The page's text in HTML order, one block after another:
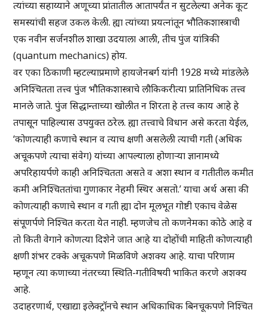
त्यांच्या सहाय्याने अणूच्या प्रांतातील आतापर्यंत न सुटलेल्या अनेक कूट
समस्यांची सहज उकल केली. ह्या त्यांच्या प्रयत्नांतून भौतिकशास्त्राची
एक नवीन सर्जनशील शाखा उदयाला आली, तीच पुंज यांत्रिकी
(quantum mechanics) होय.
वर एका ठिकाणी म्हटल्याप्रमाणे हायजेनबर्ग यांनी 1928 मध्ये मांडलेले
अनिश्चितता तत्त्व पुंज भौतिकशास्त्राचे लौकिकरीत्या प्रातिनिधिक तत्त्व
मानले जाते. पुंज सिद्धान्ताच्या खोलीत न शिरता हे तत्त्व काय आहे हे
तपासून पाहिल्यास उपयुक्त ठरेल. ह्या तत्त्वाचे विधान असे करता येईल,
‘कोणत्याही कणाचे स्थान व त्याच क्षणी असलेली त्याची गती (अधिक
अचूकपणे त्याचा संवेग) यांच्या आपल्याला होणाऱ्या ज्ञानामध्ये
अपरिहायर्पणे काही अनिश्चितता असते व अशा स्थान व गतीतील कमीत
कमी अनिश्चिततांचा गुणाकार नेहमी स्थिर असतो.’ याचा अर्थ असा की
कोणत्याही कणाचे स्थान व गती ह्या दोन मूलभूत गोष्टी एकाच वेळेस
संपूणर्पणे निश्चित करता येत नाही. म्हणजेच तो कणनेमका कोठे आहे व
तो किती वेगाने कोणत्या दिशेने जात आहे या दोहोंची माहिती कोणत्याही
क्षणी शंभर टक्के अचूकपणे मिळविणे अशक्य आहे. याचा परिणाम
म्हणून त्या कणाच्या नंतरच्या स्थिति-गतीविषयी भाकित करणे अशक्य
आहे.
उदाहरणार्थ, एखाद्या इलेक्ट्रॉनचे स्थान अधिकाधिक बिनचूकपणे निश्चित